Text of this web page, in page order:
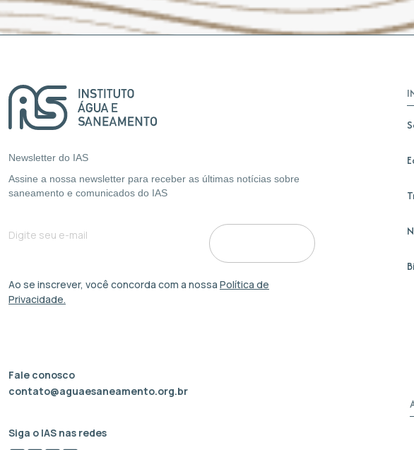
Newsletter do IAS
Assine a nossa newsletter para receber as últimas notícias sobre
saneamento e comunicados do IAS
Ao se inscrever, você concorda com a nossa Política de
Privacidade.
Fale conosco
contato@aguaesaneamento.org.br
Siga o IAS nas redes